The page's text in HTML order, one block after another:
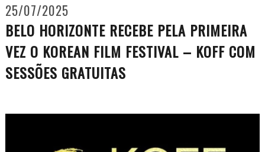
25/07/2025
BELO HORIZONTE RECEBE PELA PRIMEIRA
VEZ O KOREAN FILM FESTIVAL – KOFF COM
SESSÕES GRATUITAS